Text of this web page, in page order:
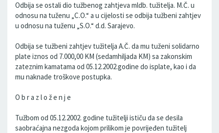
Odbija se ostali dio tužbenog zahtjeva mldb. tužitelja. M.Č. u
odnosu na tuženu „C.O.“ a u cijelosti se odbija tužbeni zahtjev
u odnosu na tuženu „S.O.“ d.d. Sarajevo.
Odbija se tužbeni zahtjev tužitelja A.Č. da mu tuženi solidarno
plate iznos od 7.000,00 KM (sedamhiljada KM) sa zakonskim
zateznim kamatama od 05.12.2002.godine do isplate, kao i da
mu naknade troškove postupka.
O b r a z l o ž e n j e
Tužbom od 05.12.2002. godine tužitelji ističu da se desila
saobraćajna nezgoda kojom prilikom je povrijeđen tužitelj